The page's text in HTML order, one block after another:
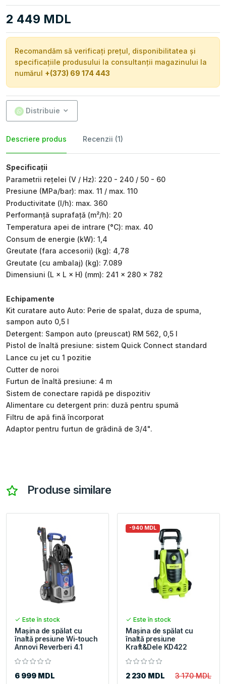
2 449 MDL
Recomandăm să verificați prețul, disponibilitatea și
specificațiile produsului la consultanții magazinului la
numărul +(373) 69 174 443
Distribuie
Descriere produs Recenzii (1)
Specificații
Parametrii rețelei (V / Hz): 220 - 240 / 50 - 60
Presiune (MPa/bar): max. 11 / max. 110
Productivitate (l/h): max. 360
Performanță suprafață (m²/h): 20
Temperatura apei de intrare (°C): max. 40
Consum de energie (kW): 1,4
Greutate (fara accesorii) (kg): 4,78
Greutate (cu ambalaj) (kg): 7.089
Dimensiuni (L × L × H) (mm): 241 x 280 x 782
Echipamente
Kit curatare auto Auto: Perie de spalat, duza de spuma,
sampon auto 0,5 l
Detergent: Sampon auto (preuscat) RM 562, 0,5 l
Pistol de înaltă presiune: sistem Quick Connect standard
Lance cu jet cu 1 pozitie
Cutter de noroi
Furtun de înaltă presiune: 4 m
Sistem de conectare rapidă pe dispozitiv
Alimentare cu detergent prin: duză pentru spumă
Filtru de apă fină încorporat
Adaptor pentru furtun de grădină de 3/4".
Produse similare
Este în stock
Maşina de spălat cu
înaltă presiune Wi-touch
Annovi Reverberi 4.1
6 999 MDL
-940 MDL
Este în stock
Maşina de spălat cu
înaltă presiune
Kraft&Dele KD422
2 230 MDL 3 170 MDL